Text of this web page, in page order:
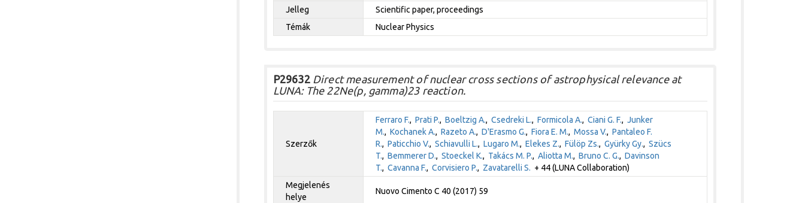
Jelleg
Scientific paper, proceedings
Témák
Nuclear Physics
P29632Direct measurement of nuclear cross sections of astrophysical relevance at
LUNA: The 22Ne(p, gamma)23 reaction.
Szerzők
Ferraro F., Prati P., Boeltzig A., Csedreki L., Formicola A., Ciani G. F., Junker
M., Kochanek A., Razeto A., D'Erasmo G., Fiora E. M., Mossa V., Pantaleo F.
R., Paticchio V., Schiavulli L., Lugaro M., Elekes Z., Fülöp Zs., Gyürky Gy., Szücs
T., Bemmerer D., Stoeckel K., Takács M. P., Aliotta M., Bruno C. G., Davinson
T., Cavanna F., Corvisiero P., Zavatarelli S. + 44 (LUNA Collaboration)
Megjelenés
helye
Nuovo Cimento C 40 (2017) 59